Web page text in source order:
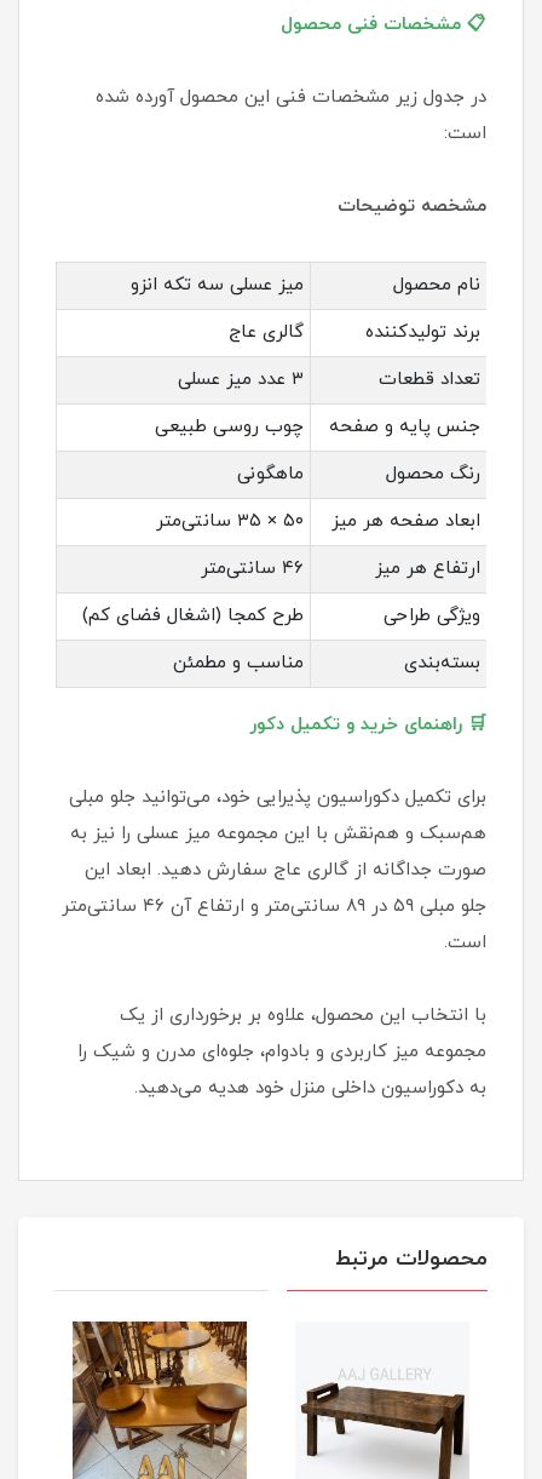
📋 مشخصات فنی محصول
در جدول زیر مشخصات فنی این محصول آورده شده
است:
مشخصه توضیحات
نام محصول
میز عسلی سه تکه انزو
برند تولیدکننده
گالری عاج
تعداد قطعات
۳ عدد میز عسلی
جنس پایه و صفحه
چوب روسی طبیعی
رنگ محصول
ماهگونی
ابعاد صفحه هر میز
۵۰ × ۳۵ سانتی‌متر
ارتفاع هر میز
۴۶ سانتی‌متر
ویژگی طراحی
طرح کمجا (اشغال فضای کم)
بسته‌بندی
مناسب و مطمئن
🛒 راهنمای خرید و تکمیل دکور
برای تکمیل دکوراسیون پذیرایی خود، می‌توانید جلو مبلی
هم‌سبک و هم‌نقش با این مجموعه میز عسلی را نیز به
صورت جداگانه از گالری عاج سفارش دهید. ابعاد این
جلو مبلی ۵۹ در ۸۹ سانتی‌متر و ارتفاع آن ۴۶ سانتی‌متر
است.
با انتخاب این محصول، علاوه بر برخورداری از یک
مجموعه میز کاربردی و بادوام، جلوه‌ای مدرن و شیک را
به دکوراسیون داخلی منزل خود هدیه می‌دهید.
محصولات مرتبط